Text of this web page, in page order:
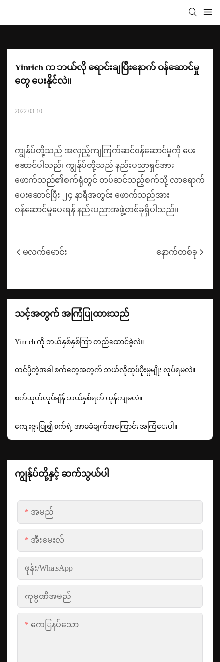
Yinrich က ဘယ်လို ရောင်းချပြီးနောက် ဝန်ဆောင်မှု
တွေ ပေးနိုင်လဲ။
2022-03-10
ကျွန်ုပ်တို့သည် အလှည့်ကျကြက်ဆင်ဝန်ဆောင်မှုကို ပေး
ဆောင်ပါသည်၊ ကျွန်ုပ်တို့သည် နည်းပညာရှင်အား
ဖောက်သည်၏စက်ရုံတွင် တပ်ဆင်သည့်စက်သို့ လာရောက်
ပေးဆောင်ပြီး ၂၄ နာရီအတွင်း ဖောက်သည်အား
ဝန်ဆောင်မှုပေးရန် နည်းပညာအဖွဲ့တစ်ခုရှိပါသည်။
မလက်မောင်း နောက်တစ်ခု
သင့်အတွက် အကြံပြုထားသည်
Yinrich ကို ဘယ်နှစ်နှစ်ကြာ တည်ထောင်ခဲ့လဲ။
တင်ပို့တဲ့အခါ စက်တွေအတွက် ဘယ်လိုထုပ်ပိုးမှုမျိုး လုပ်ရမလဲ။
စက်ထုတ်လုပ်ချိန် ဘယ်နှစ်ရက် ကုန်ကျမလဲ။
ကျေးဇူးပြု၍ စက်ရဲ့ အာမခံချက်အကြောင်း အကြံပေးပါ။
ကျွန်ုပ်တို့နှင့် ဆက်သွယ်ပါ
အမည်
အီးမေးလ်
ဖုန်း/whatsApp
ကုမ္ပဏီအမည်
ကေြနပ်သော